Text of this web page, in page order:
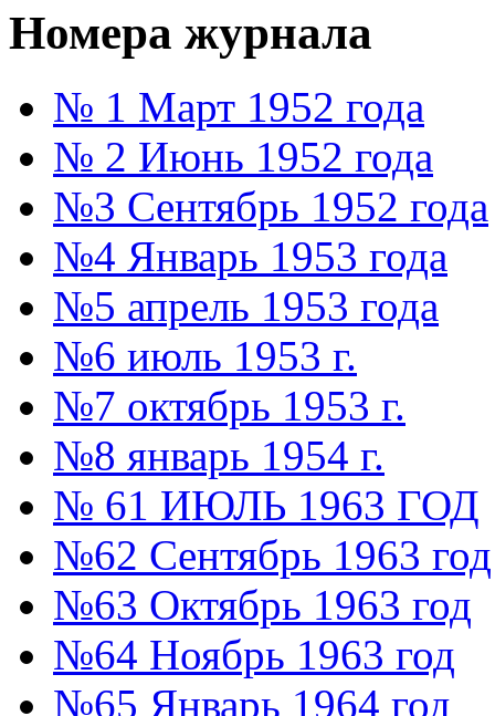
Номера журнала
№ 1 Март 1952 года
№ 2 Июнь 1952 года
№3 Сентябрь 1952 года
№4 Январь 1953 года
№5 апрель 1953 года
№6 июль 1953 г.
№7 октябрь 1953 г.
№8 январь 1954 г.
№ 61 ИЮЛЬ 1963 ГОД
№62 Сентябрь 1963 год
№63 Октябрь 1963 год
№64 Ноябрь 1963 год
№65 Январь 1964 год